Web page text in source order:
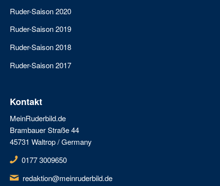
Ruder-Saison 2020
Ruder-Saison 2019
Ruder-Saison 2018
Ruder-Saison 2017
Kontakt
MeinRuderbild.de
Brambauer Straße 44
45731 Waltrop / Germany
0177 3009650
redaktion@meinruderbild.de